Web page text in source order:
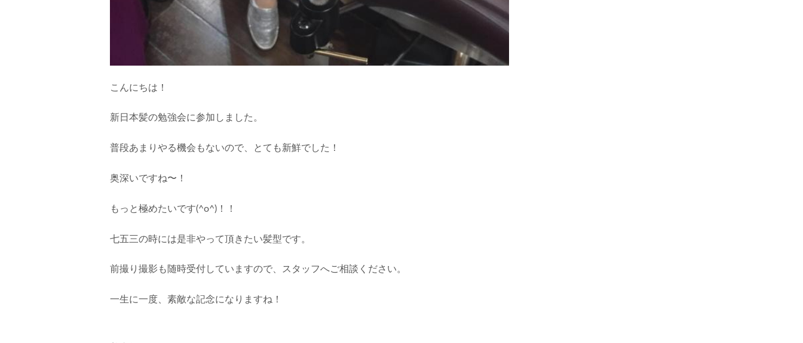
こんにちは！
新日本髪の勉強会に参加しました。
普段あまりやる機会もないので、とても新鮮でした！
奥深いですね〜！
もっと極めたいです(^o^)！！
七五三の時には是非やって頂きたい髪型です。
前撮り撮影も随時受付していますので、スタッフへご相談ください。
一生に一度、素敵な記念になりますね！